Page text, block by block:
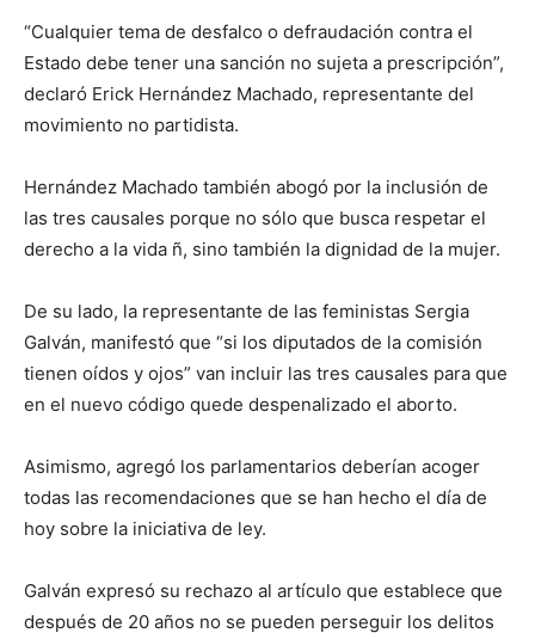
“Cualquier tema de desfalco o defraudación contra el
Estado debe tener una sanción no sujeta a prescripción”,
declaró Erick Hernández Machado, representante del
movimiento no partidista.
Hernández Machado también abogó por la inclusión de
las tres causales porque no sólo que busca respetar el
derecho a la vida ñ, sino también la dignidad de la mujer.
De su lado, la representante de las feministas Sergia
Galván, manifestó que “si los diputados de la comisión
tienen oídos y ojos” van incluir las tres causales para que
en el nuevo código quede despenalizado el aborto.
Asimismo, agregó los parlamentarios deberían acoger
todas las recomendaciones que se han hecho el día de
hoy sobre la iniciativa de ley.
Galván expresó su rechazo al artículo que establece que
después de 20 años no se pueden perseguir los delitos